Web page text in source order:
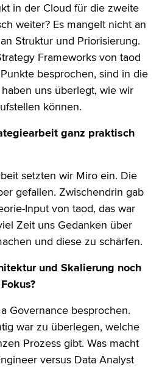
in der Cloud für die zweite
weiter? Es mangelt nicht an
Struktur und Priorisierung.
Frameworks von taod
besprochen, sind in die
uns überlegt, wie wir
können.
ganz praktisch
setzten wir Miro ein. Die
gefallen. Zwischendrin gab
Input von taod, das war
Zeit uns Gedanken über
und diese zu schärfen.
und Skalierung noch
Governance besprochen.
war zu überlegen, welche
Prozess gibt. Was macht
versus Data Analyst